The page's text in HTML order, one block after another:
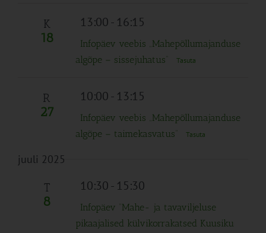
K
18
13:00- 16:15
Infopäev veebis „Mahepõllumajanduse
algõpe – sissejuhatus“
Tasuta
R
27
10:00- 13:15
Infopäev veebis „Mahepõllumajanduse
algõpe – taimekasvatus“
Tasuta
juuli 2025
T
8
10:30- 15:30
Infopäev “Mahe- ja tavaviljeluse
pikaajalised külvikorrakatsed Kuusiku